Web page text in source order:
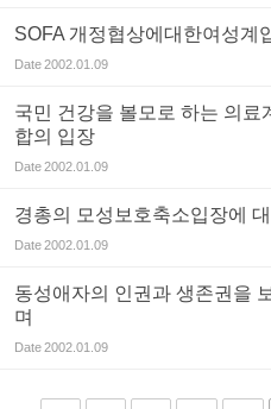
SOFA 개정협상에대한여성계
Date2002.01.09
국민 건강을 볼모로 하는 의료
합의 입장
Date2002.01.09
경총의 모성보호축소입장에
Date2002.01.09
동성애자의 인권과 생존권을
며
Date2002.01.09